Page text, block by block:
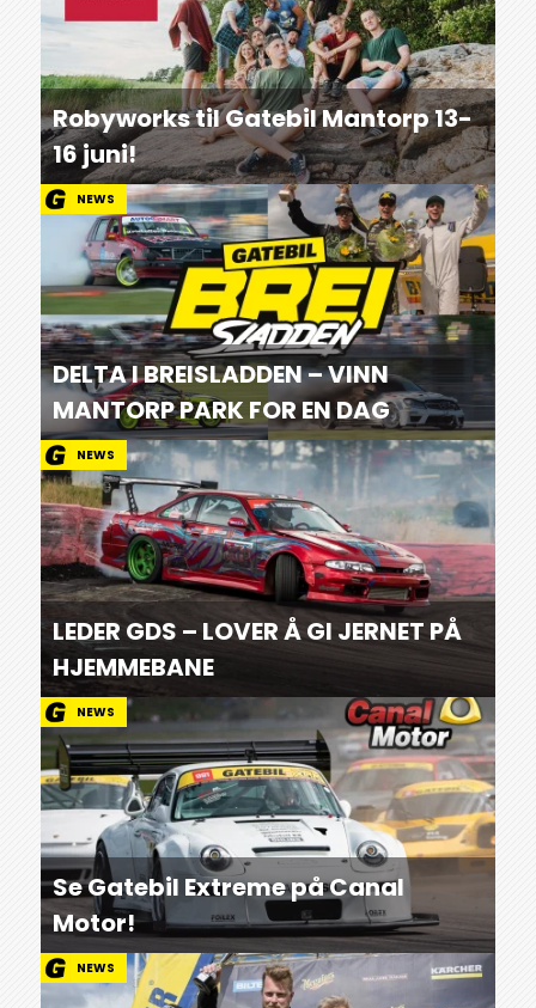
Robyworks til Gatebil Mantorp 13-
16 juni!
NEWS
DELTA I BREISLADDEN – VINN
MANTORP PARK FOR EN DAG
NEWS
LEDER GDS – LOVER Å GI JERNET PÅ
HJEMMEBANE
NEWS
Se Gatebil Extreme på Canal
Motor!
NEWS